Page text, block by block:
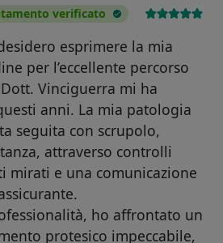
verificato
esprimere la mia
per l’eccellente percorso
Vinciguerra mi ha
anni. La mia patologia
seguita con scrupolo,
attraverso controlli
mirati e una comunicazione
ho affrontato un
protesico impeccabile,